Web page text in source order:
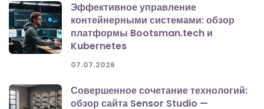
Эффективное управление
контейнерными системами: обзор
платформы Bootsman.tech и
Kubernetes
07.07.2026
Совершенное сочетание технологий:
обзор сайта Sensor Studio —